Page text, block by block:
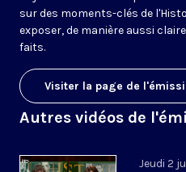
sur des moments-clés de
exposer, de manière aussi
faits.
Visiter la page de
Autres vidéos de
Jeudi 2